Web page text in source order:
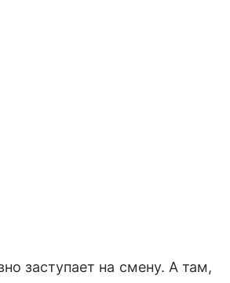
заступает на смену. А там,